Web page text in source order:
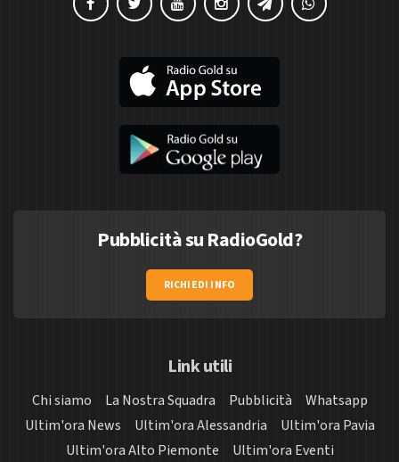
Pubblicità su RadioGold?
RICHIEDI INFO
Link utili
Chi siamo La Nostra Squadra Pubblicità
Whatsapp
Ultim'ora News
Ultim'ora Alessandria
Ultim'ora Pavia
Ultim'ora Alto Piemonte
Ultim'ora Eventi